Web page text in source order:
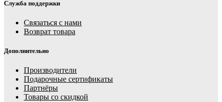
Служба поддержки
Связаться с нами
Возврат товара
Дополнительно
Производители
Подарочные сертификаты
Партнёры
Товары со скидкой